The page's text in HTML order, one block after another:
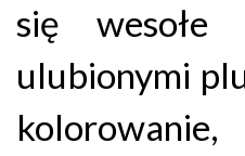
się wesołe
ulubionymi